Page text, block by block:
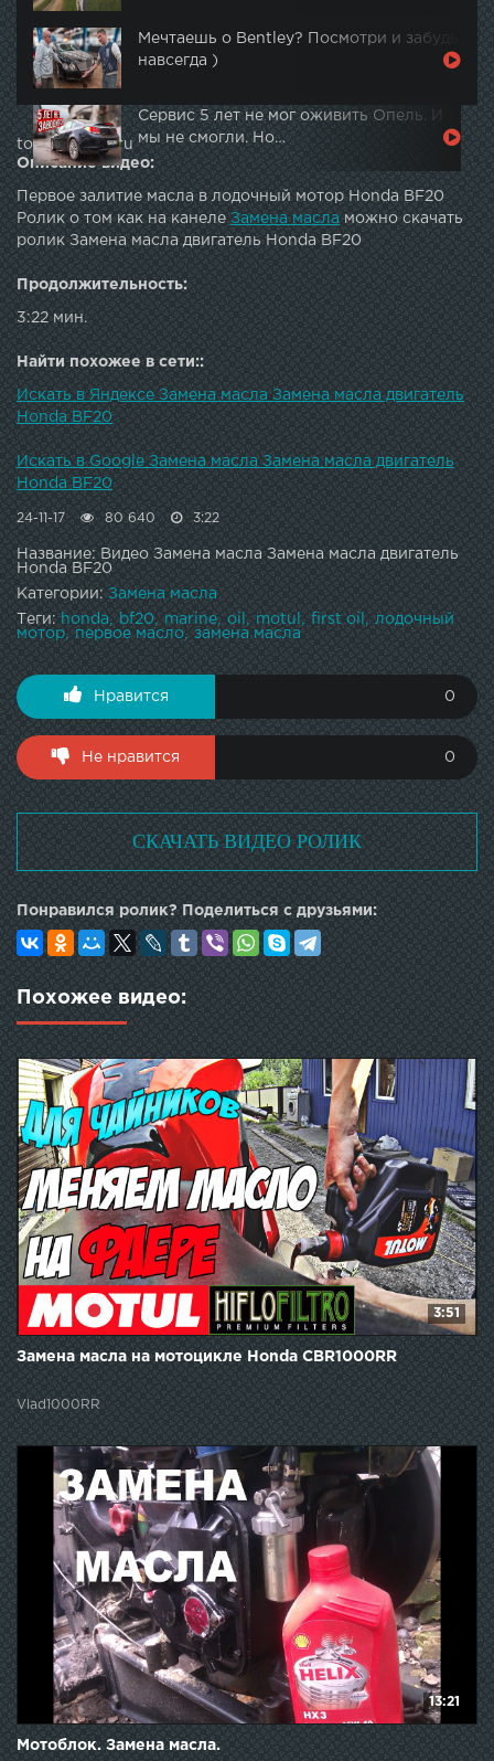
Мечтаешь о Bentley? Посмотри и забудь
навсегда )
Сервис 5 лет не мог оживить Опель. И
мы не смогли. Но…
topautotube.ru
Описание видео:
Первое залитие масла в лодочный мотор Honda BF20
Ролик о том как на канелеЗамена масламожно скачать
ролик Замена масла двигатель Honda BF20
Продолжительность:
3:22 мин.
Найти похожее в сети::
Искать в Яндексе Замена масла Замена масла двигатель
Honda BF20
Искать в Google Замена масла Замена масла двигатель
Honda BF20
24-11-17 80 640 3:22
Название: Видео Замена масла Замена масла двигатель
Honda BF20
Категории: Замена масла
Теги:honda bf20 marine oil motul first oil
лодочный
мотор
первое масло замена масла
Нравится 0
Не нравится 0
СКАЧАТЬ ВИДЕО РОЛИК
Понравился ролик? Поделиться с друзьями:
Похожее видео:
3:51
Замена масла на мотоцикле Honda CBR1000RR
Vlad1000RR
13:21
Мотоблок. Замена масла.